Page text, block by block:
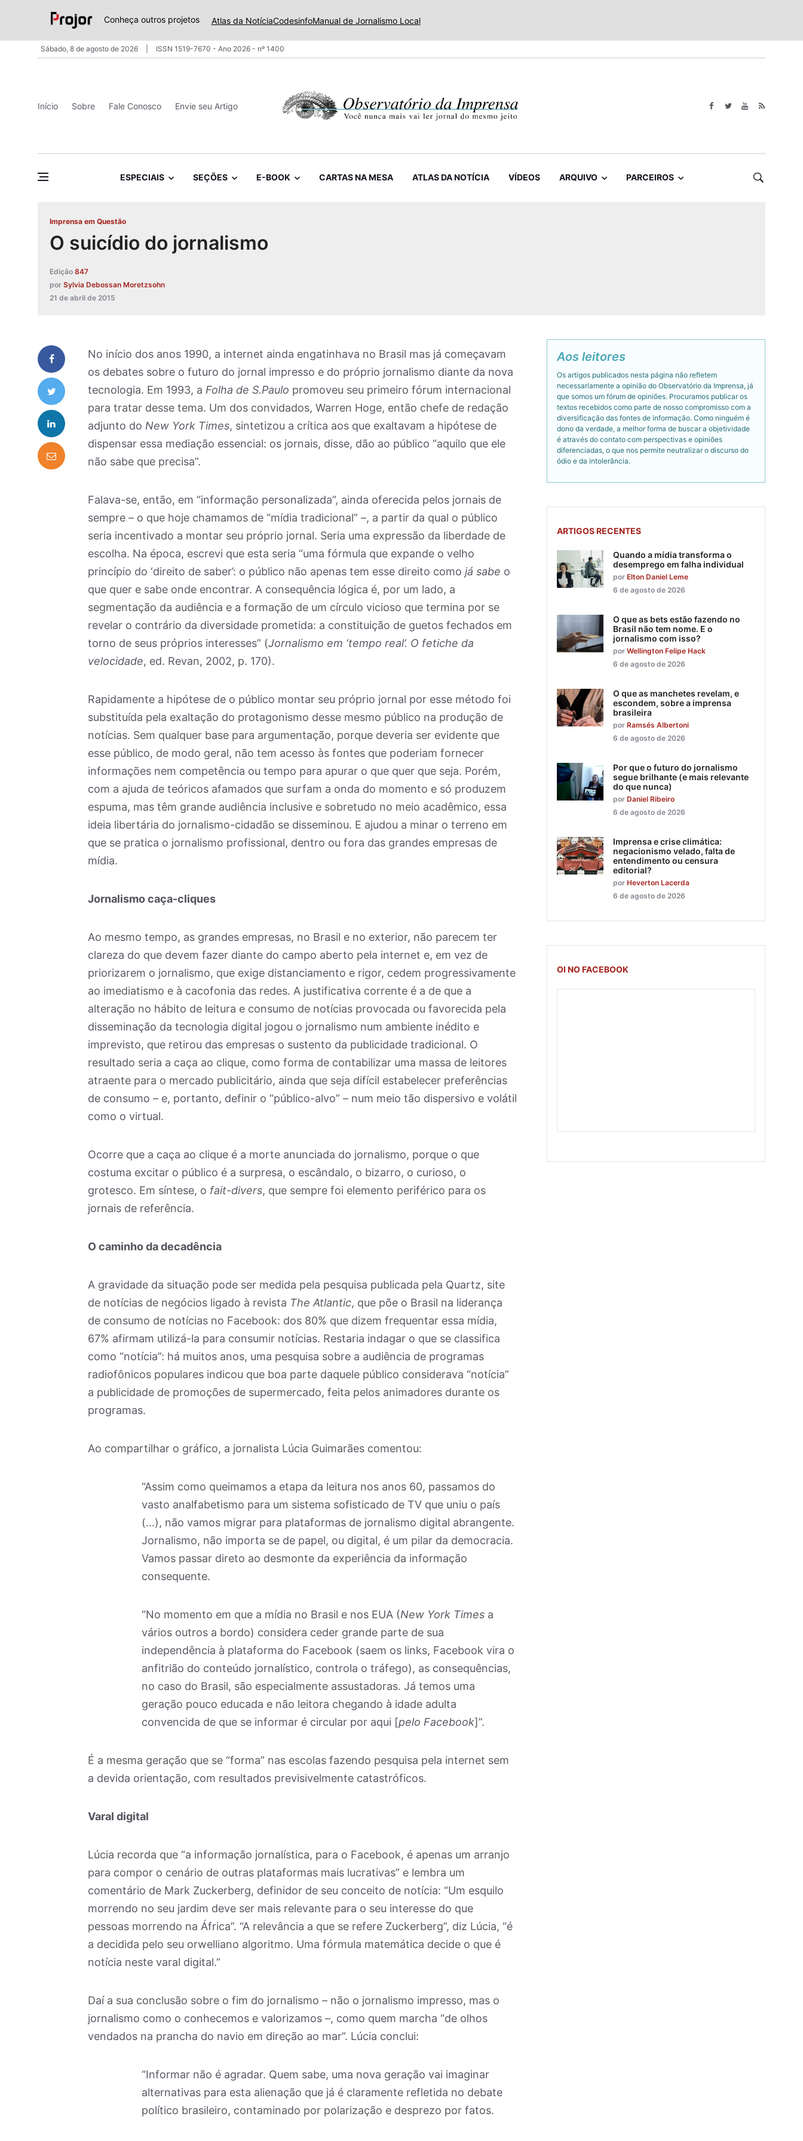
Conheça outros projetos Atlas da NotíciaCodesinfoManual de Jornalismo Local
Sábado, 8 de agosto de 2026 ISSN 1519-7670 - Ano 2026 - nº 1400
Início Sobre Fale Conosco Envie seu Artigo
ESPECIAIS SEÇÕES E-BOOK CARTAS NA MESA ATLAS DA NOTÍCIA VÍDEOS ARQUIVO PARCEIROS
Imprensa em Questão
O suicídio do jornalismo
Edição 847
por Sylvia Debossan Moretzsohn
21 de abril de 2015
No início dos anos 1990, a internet ainda engatinhava no Brasil mas já começavam
os debates sobre o futuro do jornal impresso e do próprio jornalismo diante da nova
tecnologia. Em 1993, a Folha de S.Paulo promoveu seu primeiro fórum internacional
para tratar desse tema. Um dos convidados, Warren Hoge, então chefe de redação
adjunto do New York Times, sintetizou a crítica aos que exaltavam a hipótese de
dispensar essa mediação essencial: os jornais, disse, dão ao público “aquilo que ele
não sabe que precisa”.
Falava-se, então, em “informação personalizada”, ainda oferecida pelos jornais de
sempre – o que hoje chamamos de “mídia tradicional” –, a partir da qual o público
seria incentivado a montar seu próprio jornal. Seria uma expressão da liberdade de
escolha. Na época, escrevi que esta seria “uma fórmula que expande o velho
princípio do ‘direito de saber’: o público não apenas tem esse direito como já sabe o
que quer e sabe onde encontrar. A consequência lógica é, por um lado, a
segmentação da audiência e a formação de um círculo vicioso que termina por se
revelar o contrário da diversidade prometida: a constituição de guetos fechados em
torno de seus próprios interesses” (Jornalismo em ‘tempo real’. O fetiche da
velocidade, ed. Revan, 2002, p. 170).
Rapidamente a hipótese de o público montar seu próprio jornal por esse método foi
substituída pela exaltação do protagonismo desse mesmo público na produção de
notícias. Sem qualquer base para argumentação, porque deveria ser evidente que
esse público, de modo geral, não tem acesso às fontes que poderiam fornecer
informações nem competência ou tempo para apurar o que quer que seja. Porém,
com a ajuda de teóricos afamados que surfam a onda do momento e só produzem
espuma, mas têm grande audiência inclusive e sobretudo no meio acadêmico, essa
ideia libertária do jornalismo-cidadão se disseminou. E ajudou a minar o terreno em
que se pratica o jornalismo profissional, dentro ou fora das grandes empresas de
mídia.
Jornalismo caça-cliques
Ao mesmo tempo, as grandes empresas, no Brasil e no exterior, não parecem ter
clareza do que devem fazer diante do campo aberto pela internet e, em vez de
priorizarem o jornalismo, que exige distanciamento e rigor, cedem progressivamente
ao imediatismo e à cacofonia das redes. A justificativa corrente é a de que a
alteração no hábito de leitura e consumo de notícias provocada ou favorecida pela
disseminação da tecnologia digital jogou o jornalismo num ambiente inédito e
imprevisto, que retirou das empresas o sustento da publicidade tradicional. O
resultado seria a caça ao clique, como forma de contabilizar uma massa de leitores
atraente para o mercado publicitário, ainda que seja difícil estabelecer preferências
de consumo – e, portanto, definir o “público-alvo” – num meio tão dispersivo e volátil
como o virtual.
Ocorre que a caça ao clique é a morte anunciada do jornalismo, porque o que
costuma excitar o público é a surpresa, o escândalo, o bizarro, o curioso, o
grotesco. Em síntese, o fait-divers, que sempre foi elemento periférico para os
jornais de referência.
O caminho da decadência
A gravidade da situação pode ser medida pela pesquisa publicada pela Quartz, site
de notícias de negócios ligado à revista The Atlantic, que põe o Brasil na liderança
de consumo de notícias no Facebook: dos 80% que dizem frequentar essa mídia,
67% afirmam utilizá-la para consumir notícias. Restaria indagar o que se classifica
como “notícia”: há muitos anos, uma pesquisa sobre a audiência de programas
radiofônicos populares indicou que boa parte daquele público considerava “notícia”
a publicidade de promoções de supermercado, feita pelos animadores durante os
programas.
Ao compartilhar o gráfico, a jornalista Lúcia Guimarães comentou:
“Assim como queimamos a etapa da leitura nos anos 60, passamos do
vasto analfabetismo para um sistema sofisticado de TV que uniu o país
(…), não vamos migrar para plataformas de jornalismo digital abrangente.
Jornalismo, não importa se de papel, ou digital, é um pilar da democracia.
Vamos passar direto ao desmonte da experiência da informação
consequente.
“No momento em que a mídia no Brasil e nos EUA (New York Times a
vários outros a bordo) considera ceder grande parte de sua
independência à plataforma do Facebook (saem os links, Facebook vira o
anfitrião do conteúdo jornalístico, controla o tráfego), as consequências,
no caso do Brasil, são especialmente assustadoras. Já temos uma
geração pouco educada e não leitora chegando à idade adulta
convencida de que se informar é circular por aqui [pelo Facebook]”.
É a mesma geração que se “forma” nas escolas fazendo pesquisa pela internet sem
a devida orientação, com resultados previsivelmente catastróficos.
Varal digital
Lúcia recorda que “a informação jornalística, para o Facebook, é apenas um arranjo
para compor o cenário de outras plataformas mais lucrativas” e lembra um
comentário de Mark Zuckerberg, definidor de seu conceito de notícia: “Um esquilo
morrendo no seu jardim deve ser mais relevante para o seu interesse do que
pessoas morrendo na África”. “A relevância a que se refere Zuckerberg”, diz Lúcia, “é
a decidida pelo seu orwelliano algoritmo. Uma fórmula matemática decide o que é
notícia neste varal digital.”
Daí a sua conclusão sobre o fim do jornalismo – não o jornalismo impresso, mas o
jornalismo como o conhecemos e valorizamos –, como quem marcha “de olhos
vendados na prancha do navio em direção ao mar”. Lúcia conclui:
“Informar não é agradar. Quem sabe, uma nova geração vai imaginar
alternativas para esta alienação que já é claramente refletida no debate
político brasileiro, contaminado por polarização e desprezo por fatos.
Aos leitores
Os artigos publicados nesta página não refletem
necessariamente a opinião do Observatório da Imprensa, já
que somos um fórum de opiniões. Procuramos publicar os
textos recebidos como parte de nosso compromisso com a
diversificação das fontes de informação. Como ninguém é
dono da verdade, a melhor forma de buscar a objetividade
é através do contato com perspectivas e opiniões
diferenciadas, o que nos permite neutralizar o discurso do
ódio e da intolerância.
ARTIGOS RECENTES
Quando a mídia transforma o
desemprego em falha individual
por Elton Daniel Leme
6 de agosto de 2026
O que as bets estão fazendo no
Brasil não tem nome. E o
jornalismo com isso?
por Wellington Felipe Hack
6 de agosto de 2026
O que as manchetes revelam, e
escondem, sobre a imprensa
brasileira
por Ramsés Albertoni
6 de agosto de 2026
Por que o futuro do jornalismo
segue brilhante (e mais relevante
do que nunca)
por Daniel Ribeiro
6 de agosto de 2026
Imprensa e crise climática:
negacionismo velado, falta de
entendimento ou censura
editorial?
por Heverton Lacerda
6 de agosto de 2026
OI NO FACEBOOK